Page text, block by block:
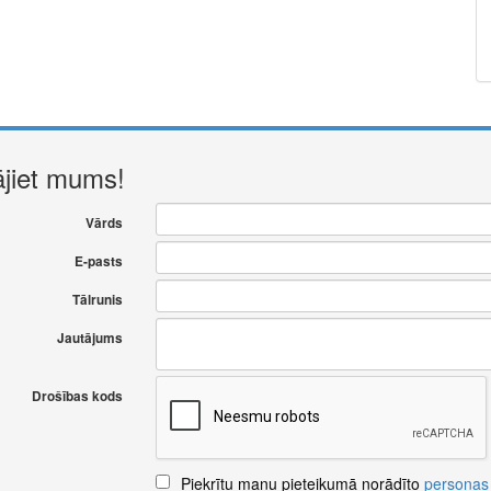
mums!
Vārds
E-pasts
Tālrunis
Jautājums
Drošības kods
Piekrītu manu pieteikumā norādīto